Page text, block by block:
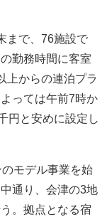
まで、76施設で
勤務時間に客室
上からの連泊プラ
っては午前7時か
円と安めに設定し
モデル事業を始
通り、会津の3地
。拠点となる宿